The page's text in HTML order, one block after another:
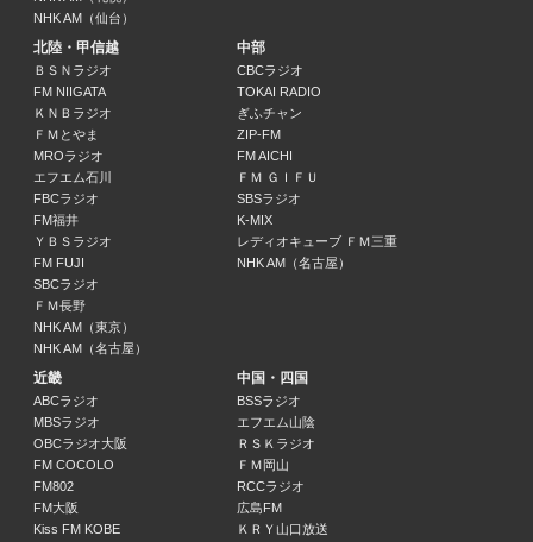
18:30 ～ 18:45
トキトケトーク
蓮見翔（ダウ90000）、生方美久
18:45 ～ 19:00
桂文枝の茶屋町ホテル
桂文枝（落語家）、彩羽真矢
19:00 ～ 20:00
マンデーライブ！！月イチ★知りたいニュース
西村麻子（MBSアナウンサー）、佐々木正明（大和大学 教授）、藤岡美千
20:00 ～ 20:55
ＭＢＳニュース・お天気のお知らせ
20:55 ～ 21:00
みらいデザイン研究所
大吉洋平（元MBSアナウンサー）、二神敦（万博マニア）、中村哲（株式会
21:00 ～ 21:30
NHK AM（仙台）
北陸・甲信越
ＢＳＮラジオ
FM NIIGATA
ＫＮＢラジオ
ＦＭとやま
MROラジオ
エフエム石川
FBCラジオ
FM福井
ＹＢＳラジオ
FM FUJI
SBCラジオ
ＦＭ長野
NHK AM（東京）
NHK AM（名古屋）
中部
CBCラジオ
TOKAI RADIO
ぎふチャン
ZIP-FM
FM AICHI
ＦＭ ＧＩＦＵ
SBSラジオ
K-MIX
レディオキューブ ＦＭ三重
NHK AM（名古屋）
近畿
ABCラジオ
MBSラジオ
OBCラジオ大阪
FM COCOLO
FM802
FM大阪
Kiss FM KOBE
中国・四国
BSSラジオ
エフエム山陰
ＲＳＫラジオ
ＦＭ岡山
RCCラジオ
広島FM
ＫＲＹ山口放送